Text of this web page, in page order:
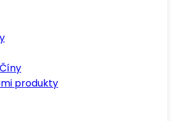
produkty